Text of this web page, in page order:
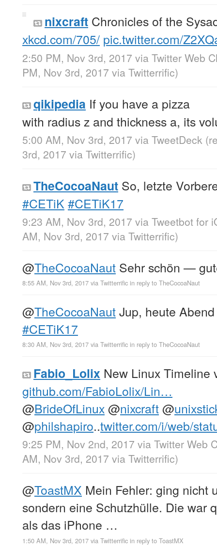
nixcraft Chronicles of the
xkcd.com/705/ pic.twitter.com/
2:50 PM, Nov 3rd, 2017 via Twitter Web
PM, Nov 3rd, 2017 via Twitterrific)
qikipedia If you have a pizza
with radius z and thickness a, its
5:00 AM, Nov 3rd, 2017 via TweetDeck
3rd, 2017 via Twitterrific)
TheCocoaNaut So, letzte
#CETiK #CETiK17
9:23 AM, Nov 3rd, 2017 via Tweetbot for
AM, Nov 3rd, 2017 via Twitterrific)
@TheCocoaNaut Sehr schön —
8:55 AM, Nov 3rd, 2017 via Twitterrific in reply to TheCocoaNaut
@TheCocoaNautJup, heute
#CETiK17
8:30 AM, Nov 3rd, 2017 via Twitterrific in reply to TheCocoaNaut
Fabio_Lolix New Linux Timeline
github.com/FabioLolix/Lin…
@BrideOfLinux@nixcraft@
@philshapiro..twitter.com/i/web/
9:25 PM, Nov 2nd, 2017 via Twitter Web
AM, Nov 3rd, 2017 via Twitterrific)
@ToastMX Mein Fehler: ging nicht
sondern eine Schutzhülle. Die war
als das iPhone …
1:50 AM, Nov 3rd, 2017 via Twitterrific in reply to ToastMX